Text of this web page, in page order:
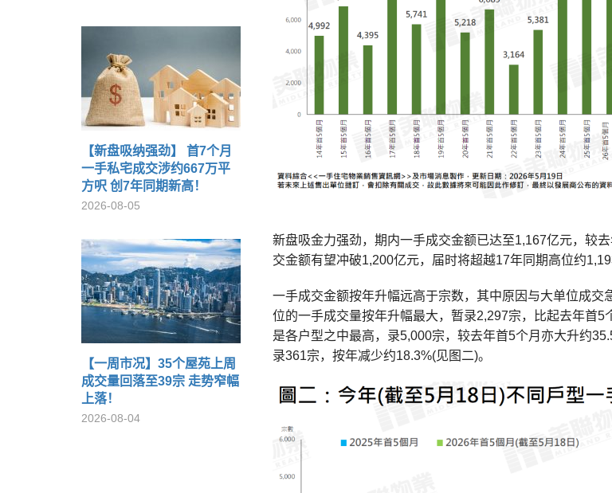
【新盘吸纳强劲】 首7个月
一手私宅成交涉约667万平
方呎 创7年同期新高！
2026-08-05
【一周市况】35个屋苑上周
成交量回落至39宗 走势窄幅
上落！
2026-08-04
新盘吸金力强劲，期内一手成交金额已达至1,167亿元，较
交金额有望冲破1,200亿元，届时将超越17年同期高位约
一手成交金额按年升幅远高于宗数，其中原因与大单位成
位的一手成交量按年升幅最大，暂录2,297宗，比起去年首
是各户型之中最高，录5,000宗，较去年首5个月亦大升约
录361宗，按年减少约18.3%(见图二)。